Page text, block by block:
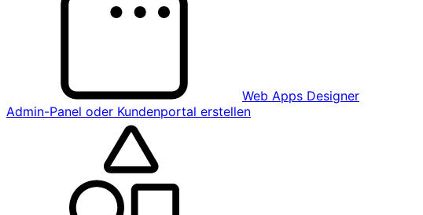
Web Apps Designer
Admin-Panel oder Kundenportal erstellen